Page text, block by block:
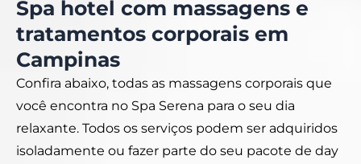
Spa hotel com massagens e
tratamentos corporais em
Campinas
Confira abaixo, todas as massagens corporais que
você encontra no Spa Serena para o seu dia
relaxante. Todos os serviços podem ser adquiridos
isoladamente ou fazer parte do seu pacote de day